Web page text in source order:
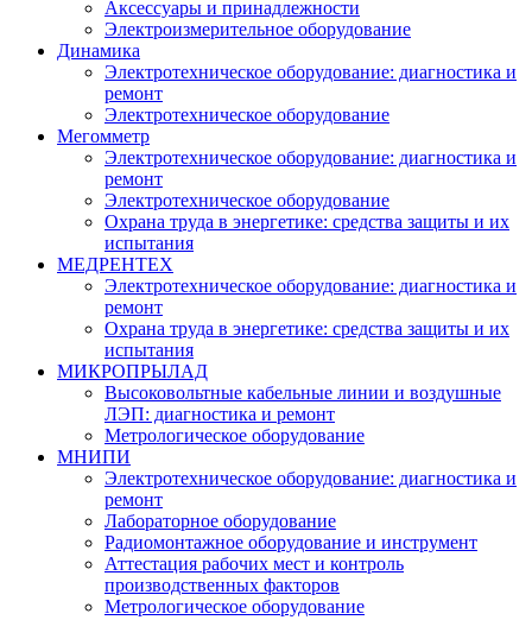
Аксессуары и принадлежности
Электроизмерительное оборудование
Динамика
Электротехническое оборудование: диагностика и
ремонт
Электротехническое оборудование
Мегомметр
Электротехническое оборудование: диагностика и
ремонт
Электротехническое оборудование
Охрана труда в энергетике: средства защиты и их
испытания
МЕДРЕНТЕХ
Электротехническое оборудование: диагностика и
ремонт
Охрана труда в энергетике: средства защиты и их
испытания
МИКРОПРЫЛАД
Высоковольтные кабельные линии и воздушные
ЛЭП: диагностика и ремонт
Метрологическое оборудование
МНИПИ
Электротехническое оборудование: диагностика и
ремонт
Лабораторное оборудование
Радиомонтажное оборудование и инструмент
Аттестация рабочих мест и контроль
производственных факторов
Метрологическое оборудование